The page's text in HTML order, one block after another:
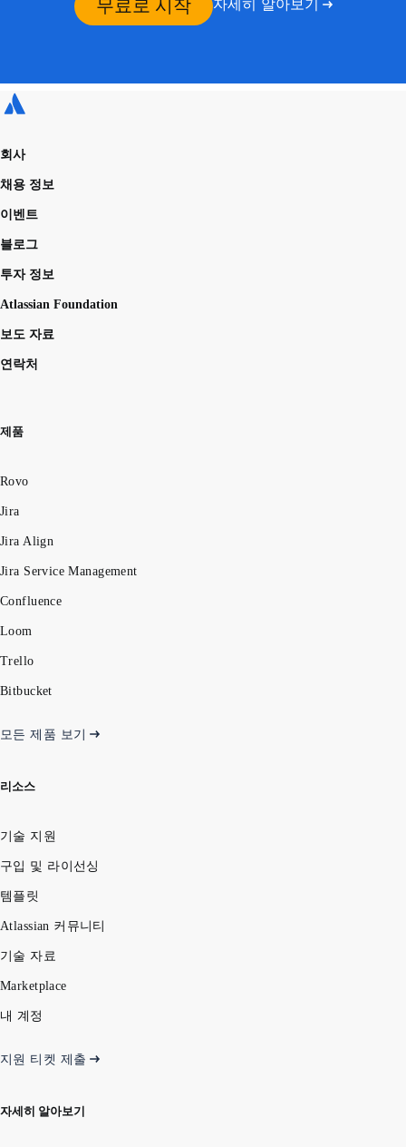
무료로 시작
회사
채용 정보
이벤트
블로그
투자 정보
Atlassian Foundation
보도 자료
연락처
제품
Rovo
Jira
Jira Align
Jira Service Management
Confluence
Loom
Trello
Bitbucket
모든 제품 보기
리소스
기술 지원
구입 및 라이선싱
템플릿
Atlassian 커뮤니티
기술 자료
Marketplace
내 계정
지원 티켓 제출
자세히 알아보기